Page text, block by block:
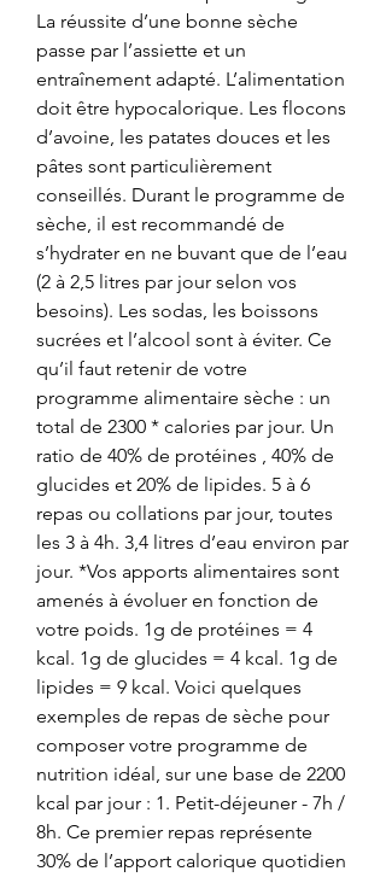
La réussite d’une bonne sèche
passe par l’assiette et un
entraînement adapté. L’alimentation
doit être hypocalorique. Les flocons
d’avoine, les patates douces et les
pâtes sont particulièrement
conseillés. Durant le programme de
sèche, il est recommandé de
s’hydrater en ne buvant que de l’eau
(2 à 2,5 litres par jour selon vos
besoins). Les sodas, les boissons
sucrées et l’alcool sont à éviter. Ce
qu’il faut retenir de votre
programme alimentaire sèche : un
total de 2300 * calories par jour. Un
ratio de 40% de protéines , 40% de
glucides et 20% de lipides. 5 à 6
repas ou collations par jour, toutes
les 3 à 4h. 3,4 litres d’eau environ par
jour. *Vos apports alimentaires sont
amenés à évoluer en fonction de
votre poids. 1g de protéines = 4
kcal. 1g de glucides = 4 kcal. 1g de
lipides = 9 kcal. Voici quelques
exemples de repas de sèche pour
composer votre programme de
nutrition idéal, sur une base de 2200
kcal par jour : 1. Petit-déjeuner - 7h /
8h. Ce premier repas représente
30% de l’apport calorique quotidien